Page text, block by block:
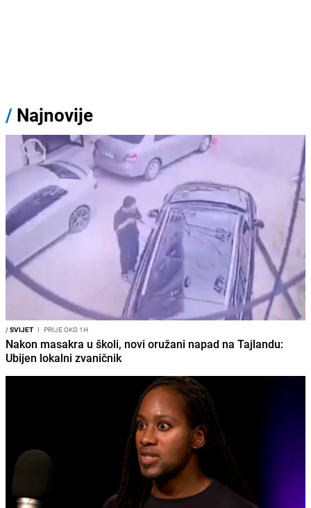
/ Najnovije
/SVIJET I PRIJE OKO 1H
Nakon masakra u školi, novi oružani napad na Tajlandu:
Ubijen lokalni zvaničnik